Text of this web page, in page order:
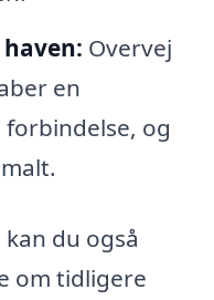
Overvej
en
og
du også
om tidligere